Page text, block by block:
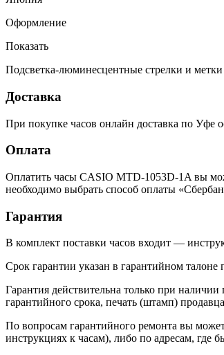
Оформление
Показать
Подсветка-люминесцентные стрелки и метки
Доставка
При покупке часов онлайн доставка по Уфе
Оплата
Оплатить часы CASIO MTD-1053D-1A вы
необходимо выбрать способ оплаты
Гарантия
В комплект поставки часов входит —
Срок гарантии указан в гарантийном
Гарантия действительна только при
гарантийного срока, печать (штамп)
По вопросам гарантийного ремонта вы
инструкциях к часам), либо по адресам, где